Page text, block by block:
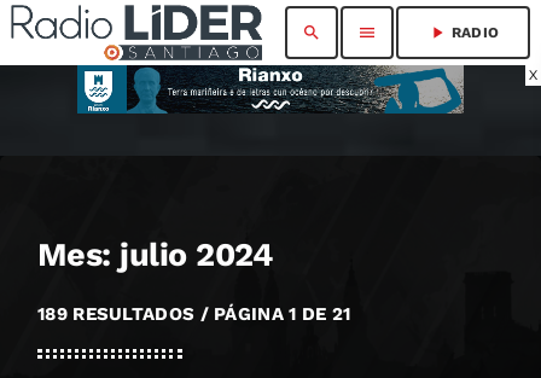
X
search menu play_arrow RADIO
Mes: julio 2024
189 RESULTADOS / PÁGINA 1 DE 21